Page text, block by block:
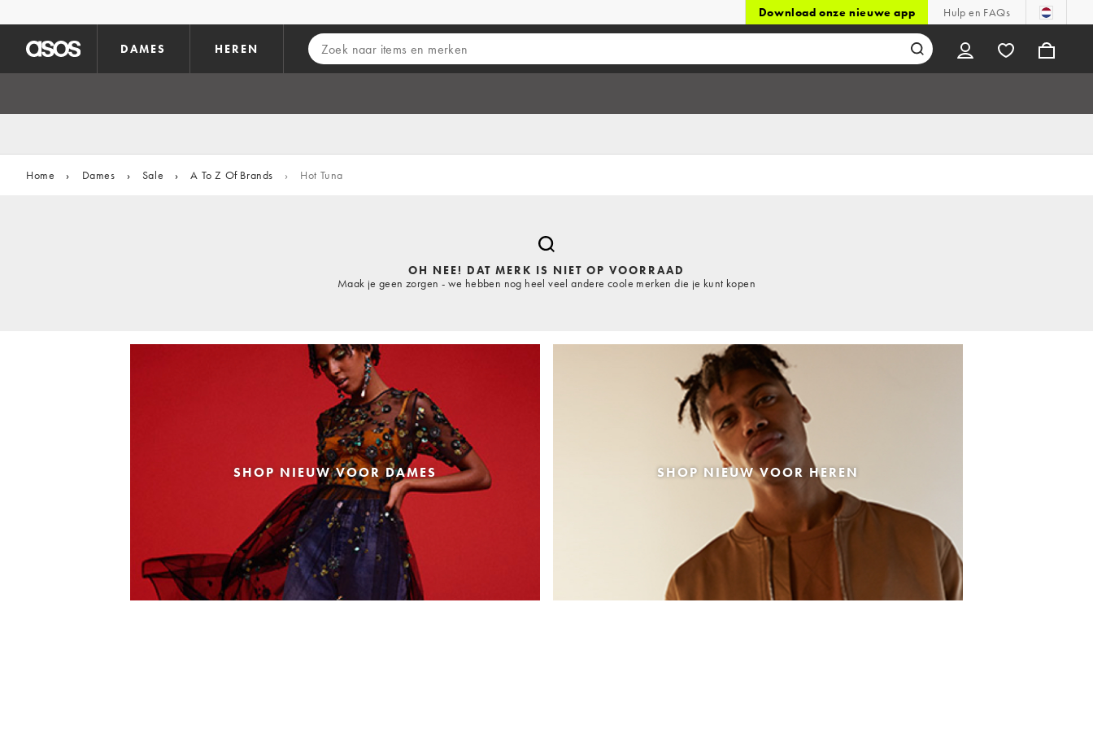
Download onze nieuwe app Hulp en FAQs
DAMES HEREN
Home › Dames › Sale › A To Z Of Brands › Hot Tuna
OH NEE! DAT MERK IS NIET OP VOORRAAD
Maak je geen zorgen - we hebben nog heel veel andere coole merken die je kunt kopen
SHOP NIEUW VOOR DAMES SHOP NIEUW VOOR HEREN